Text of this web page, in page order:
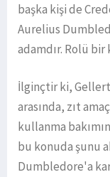
başka kişi de
Aurelius
adamdır. Rolü bir
İlginçtir ki,
arasında, zıt
kullanma
bu konuda şunu
Dumbledore'a